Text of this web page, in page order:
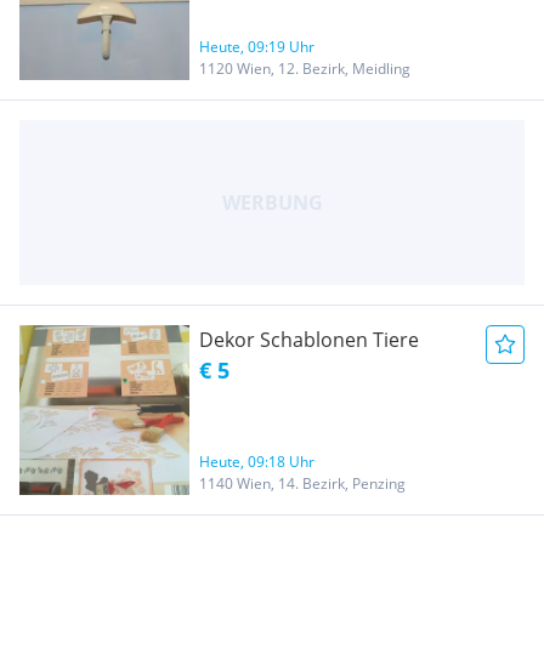
Heute, 09:19 Uhr
1120 Wien, 12. Bezirk, Meidling
Dekor Schablonen Tiere
€ 5
Heute, 09:18 Uhr
1140 Wien, 14. Bezirk, Penzing